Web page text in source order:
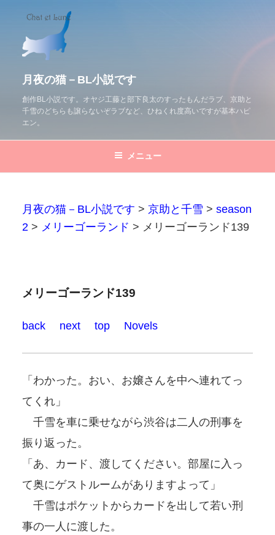
月夜の猫－BL小説です
創作BL小説です。オヤジ工藤と部下良太のすったもんだラブ、京助と
千雪のどちらも譲らないぞラブなど、ひねくれ度高いですが基本ハピ
エン。
メニュー
月夜の猫－BL小説です > 京助と千雪 > season
2 > メリーゴーランド > メリーゴーランド139
メリーゴーランド139
back next top Novels
「わかった。おい、お嬢さんを中へ連れてっ
てくれ」
千雪を車に乗せながら渋谷は二人の刑事を
振り返った。
「あ、カード、渡してください。部屋に入っ
て奥にゲストルームがありますよって」
千雪はポケットからカードを出して若い刑
事の一人に渡した。